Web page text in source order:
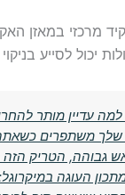
מרכזי במאזן
יכול לסייע
עדיין מותר
שלך משתפרים
גבוהה, הטריק הזה
העוגה במיקרוגל: